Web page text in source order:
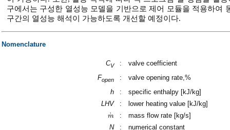
구에서는 구성한 열성능 모델을 기반으로 제어 모듈을 적용하여
구간의 열성능 해석이 가능하도록 개선할 예정이다.
Nomenclature
CV :
valve coefficient
Fopen :
valve opening rate,%
h
:
specific enthalpy [kJ/kg]
LHV
: lower heating value [kJ/kg]
m
˙
m˙ :
mass flow rate [kg/s]
N
:
numerical constant